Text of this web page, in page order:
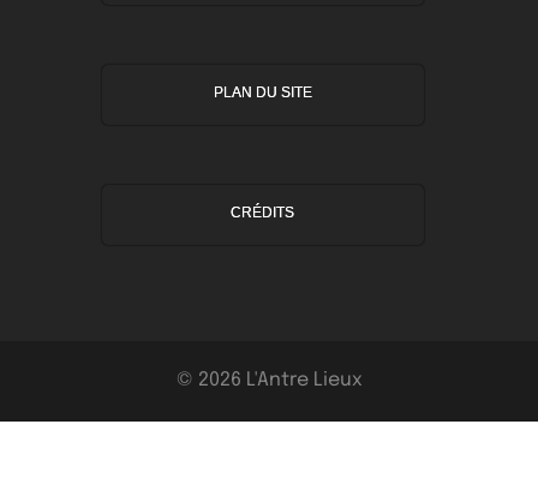
PLAN DU SITE
CRÉDITS
© 2026 L'Antre Lieux